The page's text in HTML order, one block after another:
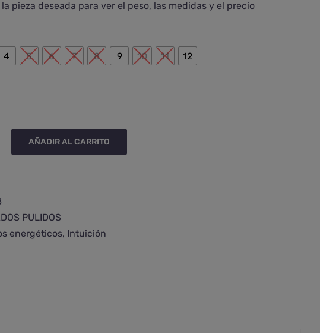
pieza deseada para ver el peso, las medidas y el precio
4 5 6 7 8 9 10 11 12
AÑADIR AL CARRITO
PULIDOS
energéticos, Intuición